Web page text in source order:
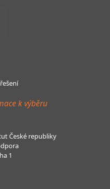
k výběru
České republiky
1